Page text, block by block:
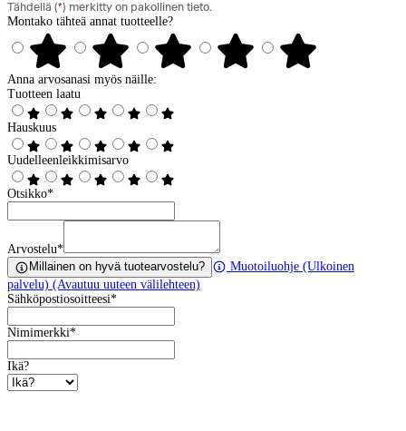
Tähdellä (*) merkitty on pakollinen tieto.
Montako tähteä annat tuotteelle?
Anna arvosanasi myös näille:
Tuotteen laatu
Hauskuus
Uudelleenleikkimisarvo
Otsikko*
Arvostelu*
Millainen on hyvä tuotearvostelu?
Muotoiluohje (Ulkoinen
palvelu) (Avautuu uuteen välilehteen)
Sähköpostiosoitteesi*
Nimimerkki*
Ikä?